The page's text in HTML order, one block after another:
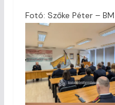
Fotó: Szőke Péter –